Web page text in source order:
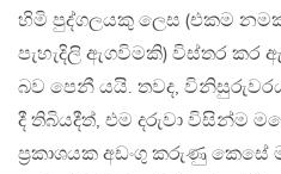
හිමි පුද්ගලයකු ලෙස (එකම
පැහැදිලි ඇගවිමකි) විස්තර කර
බව පෙනී යයි. තවද,
දී තිබියදීත්, එම දරුවා විසින්ම
ප්‍රකාශයක අඩංගු කරුණු කෙසේ